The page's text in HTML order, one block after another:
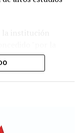
a los
en una situación
una explicación
impulsa el
orientadas a
desde el